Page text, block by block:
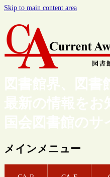
Skip to main content area
図書館界、図書
最新の情報をお
国会図書館のサ
メインメニュー